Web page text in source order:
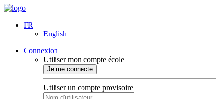
FR
English
Connexion
Utiliser mon compte école
Je me connecte
Utiliser un compte provisoire